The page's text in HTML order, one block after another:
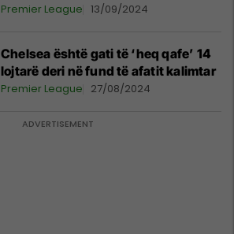
Premier League 13/09/2024
Chelsea është gati të ‘heq qafe’ 14
lojtarë deri në fund të afatit kalimtar
Premier League 27/08/2024